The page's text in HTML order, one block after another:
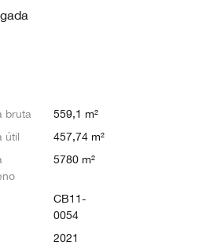
bruta
559,1 m²
útil
457,74 m²
5780 m²
CB11-
0054
2021